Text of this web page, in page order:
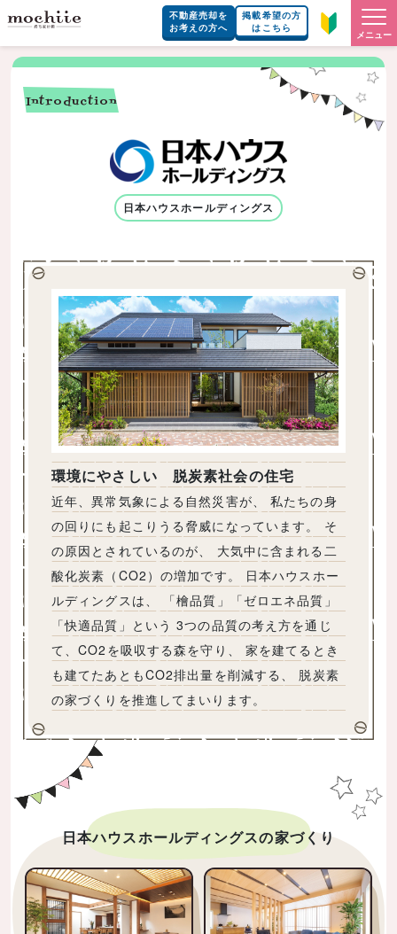
不動産売却を
お考えの方へ
掲載希望の方
はこちら
メニュー
Introduction
日本ハウスホールディングス
環境にやさしい 脱炭素社会の住宅
近年、異常気象による自然災害が、 私たちの身
の回りにも起こりうる脅威になっています。 そ
の原因とされているのが、 大気中に含まれる二
酸化炭素（CO2）の増加です。 日本ハウスホー
ルディングスは、 「檜品質」「ゼロエネ品質」
「快適品質」という 3つの品質の考え方を通じ
て、CO2を吸収する森を守り、 家を建てるとき
も建てたあともCO2排出量を削減する、 脱炭素
の家づくりを推進してまいります。
日本ハウスホールディングスの家づくり